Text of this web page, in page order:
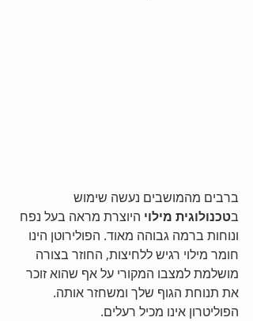
ברבים מהמושבים נעשה שימוש
בטכנולוגית מילוי היוצרת מראה בעל נפח
ונוחות ברמה גבוהה מאוד. הפולירוטן הינו
חומר מילוי רגיש ללחיצות, החוזר בצורה
מושלמת למצבו המקורי על אף שהוא זוכר
את תנוחת הגוף שלך ומשחזר אותה.
הפוליטרון אינו מכיל רעלים.